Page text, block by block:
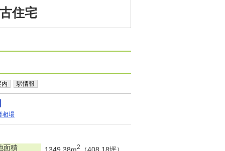
住宅
内 駅情報
相場
面積 1349.38m2
（408.18坪）